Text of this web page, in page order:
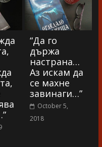
“Да го
държа
настрана…
Аз искам да
се махне
завинаги…”
October 5,
2018